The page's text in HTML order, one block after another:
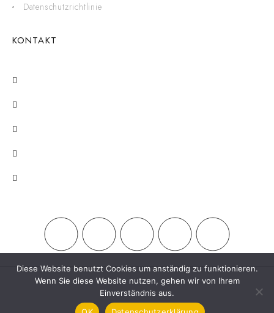
Datenschutzrichtlinie
KONTAKT
© 2026 umgesetzt durchJezek Jan. Alle Rechte vorbehalten
Diese Website benutzt Cookies um anständig zu funktionieren.
Wenn Sie diese Website nutzen, gehen wir von Ihrem
Einverständnis aus.